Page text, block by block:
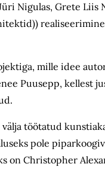
Nigulas, Grete Liis
mille idee
Puusepp, kellest
töötatud
pole
on Christopher